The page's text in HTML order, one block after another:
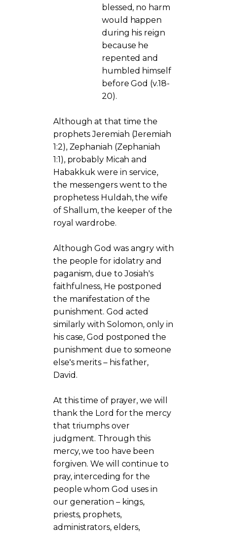
blessed, no harm
would happen
during his reign
because he
repented and
humbled himself
before God (v.18-
20).
Although at that time the
prophets Jeremiah (Jeremiah
1:2), Zephaniah (Zephaniah
1:1), probably Micah and
Habakkuk were in service,
the messengers went to the
prophetess Huldah, the wife
of Shallum, the keeper of the
royal wardrobe.
Although God was angry with
the people for idolatry and
paganism, due to Josiah's
faithfulness, He postponed
the manifestation of the
punishment. God acted
similarly with Solomon, only in
his case, God postponed the
punishment due to someone
else's merits – his father,
David.
At this time of prayer, we will
thank the Lord for the mercy
that triumphs over
judgment. Through this
mercy, we too have been
forgiven. We will continue to
pray, interceding for the
people whom God uses in
our generation – kings,
priests, prophets,
administrators, elders,